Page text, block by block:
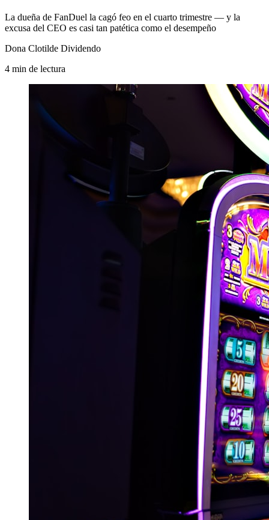
La dueña de FanDuel la cagó feo en el cuarto trimestre — y la
excusa del CEO es casi tan patética como el desempeño
Dona Clotilde Dividendo
4 min de lectura